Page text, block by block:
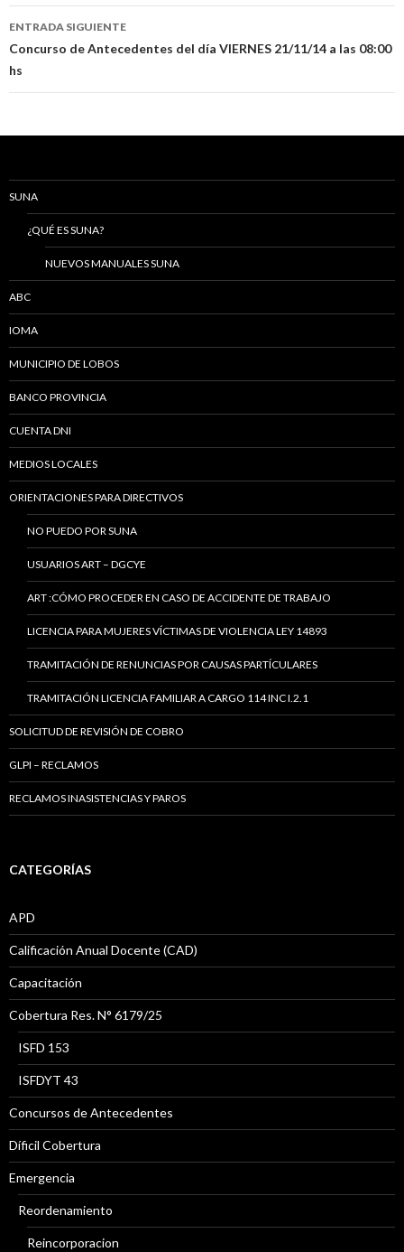
entradas
ENTRADA SIGUIENTE
Concurso de Antecedentes del día VIERNES 21/11/14 a las 08:00
hs
SUNA
¿QUÉ ES SUNA?
NUEVOS MANUALES SUNA
ABC
IOMA
MUNICIPIO DE LOBOS
BANCO PROVINCIA
CUENTA DNI
MEDIOS LOCALES
ORIENTACIONES PARA DIRECTIVOS
NO PUEDO POR SUNA
USUARIOS ART – DGCYE
ART :CÓMO PROCEDER EN CASO DE ACCIDENTE DE TRABAJO
LICENCIA PARA MUJERES VÍCTIMAS DE VIOLENCIA LEY 14893
TRAMITACIÓN DE RENUNCIAS POR CAUSAS PARTÍCULARES
TRAMITACIÓN LICENCIA FAMILIAR A CARGO 114 INC I.2.1
SOLICITUD DE REVISIÓN DE COBRO
GLPI – RECLAMOS
RECLAMOS INASISTENCIAS Y PAROS
CATEGORÍAS
APD
Calificación Anual Docente (CAD)
Capacitación
Cobertura Res. N° 6179/25
ISFD 153
ISFDYT 43
Concursos de Antecedentes
Díficil Cobertura
Emergencia
Reordenamiento
Reincorporacion